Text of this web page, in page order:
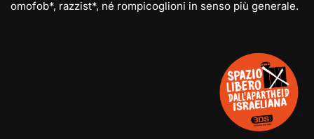
omofob*, razzist*, né rompicoglioni in senso più generale.